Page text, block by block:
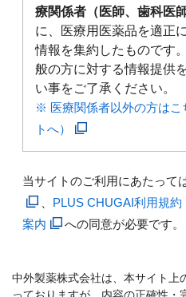
療関係者（医師、歯科医
に、医療用医薬品を適正
情報を集約したものです
般の方に対する情報提供
い事をご了承ください。
※ 医療関係者以外の方はこ
トへ）
当サイトのご利用にあたっては
PLUS CHUGAI利用規約
案内
への同意が必要です。
中外製薬株式会社は、本サイト上
っておりますが、内容の正確性